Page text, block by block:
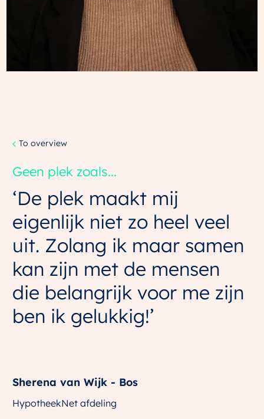
To overview
Geen plek zoals...
‘De plek maakt mij
eigenlijk niet zo heel veel
uit. Zolang ik maar samen
kan zijn met de mensen
die belangrijk voor me zijn
ben ik gelukkig!’
Sherena van Wijk - Bos
HypotheekNet afdeling